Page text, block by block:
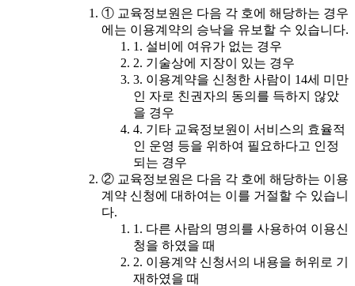
① 교육정보원은 다음 각 호에 해당하는 경우
에는 이용계약의 승낙을 유보할 수 있습니다.
1. 설비에 여유가 없는 경우
2. 기술상에 지장이 있는 경우
3. 이용계약을 신청한 사람이 14세 미만
인 자로 친권자의 동의를 득하지 않았
을 경우
4. 기타 교육정보원이 서비스의 효율적
인 운영 등을 위하여 필요하다고 인정
되는 경우
② 교육정보원은 다음 각 호에 해당하는 이용
계약 신청에 대하여는 이를 거절할 수 있습니
다.
1. 다른 사람의 명의를 사용하여 이용신
청을 하였을 때
2. 이용계약 신청서의 내용을 허위로 기
재하였을 때